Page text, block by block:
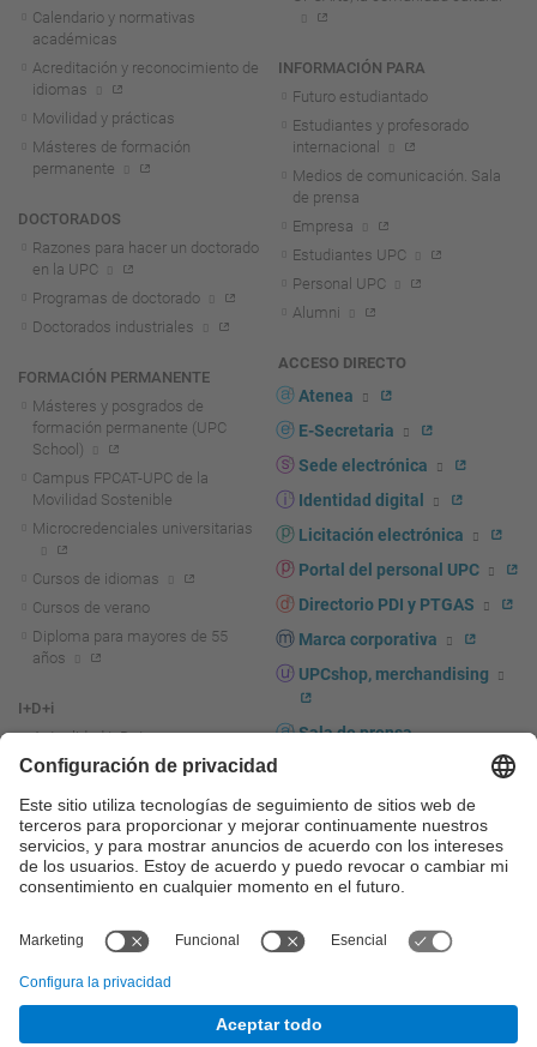
Calendario y normativas
académicas
Acreditación y reconocimiento de
idiomas
Movilidad y prácticas
Másteres de formación
permanente
DOCTORADOS
Razones para hacer un doctorado
en la UPC
Programas de doctorado
Doctorados industriales
FORMACIÓN PERMANENTE
Másteres y posgrados de
formación permanente (UPC
School)
Campus FPCAT-UPC de la
Movilidad Sostenible
Microcredenciales universitarias
Cursos de idiomas
Cursos de verano
Diploma para mayores de 55
años
I+D+i
Actualidad I+D+I
La investigación en la UPC
Fomento y apoyo a la
investigación
La transferencia, el
emprendimiento y la innovación
en la UPC
transferencia, el emprendimiento
Servicios a las empresas
Servicios Científico-técnicos
INFORMACIÓN PARA
Futuro estudiantado
Estudiantes y profesorado
internacional
Medios de comunicación. Sala
de prensa
Empresa
Estudiantes UPC
Personal UPC
Alumni
ACCESO DIRECTO
Atenea
E-Secretaria
Sede electrónica
Identidad digital
Licitación electrónica
Portal del personal UPC
Directorio PDI y PTGAS
Marca corporativa
UPCshop, merchandising
Sala de prensa